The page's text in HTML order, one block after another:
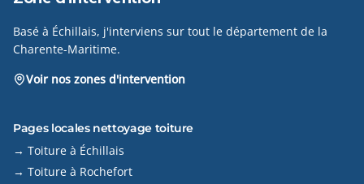
Basé à Échillais, j'interviens sur tout le département de la
Charente-Maritime.
Voir nos zones d'intervention
Pages locales nettoyage toiture
→ Toiture à Échillais
→ Toiture à Rochefort